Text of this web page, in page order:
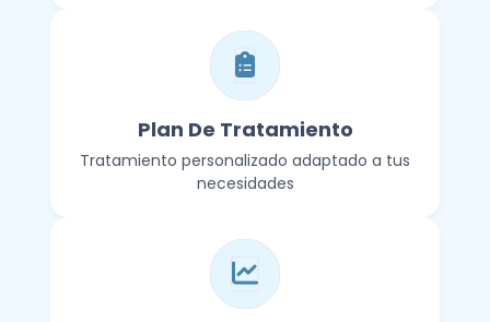
Plan De Tratamiento
Tratamiento personalizado adaptado a tus
necesidades